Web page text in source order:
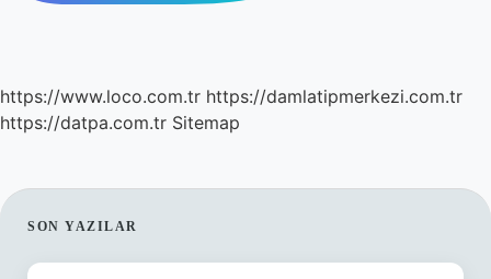
https://www.loco.com.tr https://damlatipmerkezi.com.tr
https://datpa.com.tr Sitemap
SIDEBAR
SON YAZILAR